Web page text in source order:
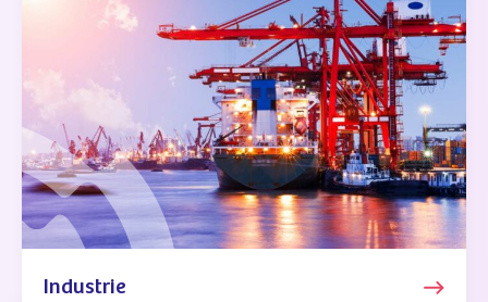
Industrie